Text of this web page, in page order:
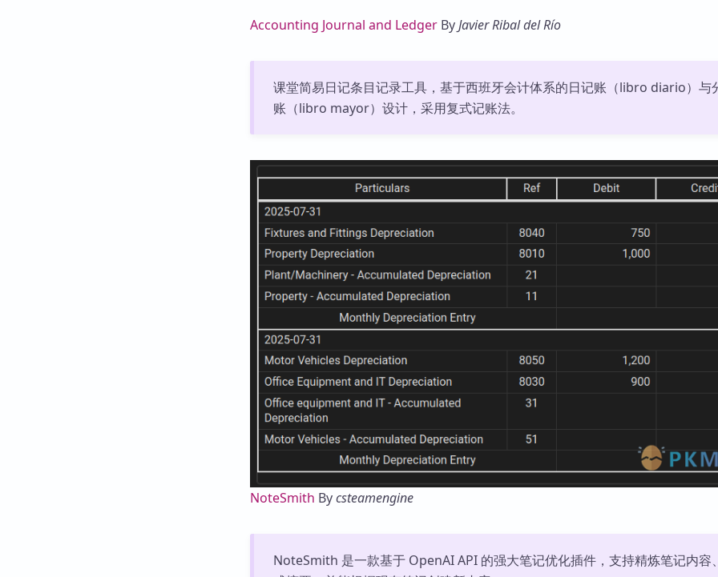
Accounting Journal and Ledger ByJavier Ribal del Río
课堂简易日记条目记录工具，基于西班牙会计体系的日记账（libro diario）与
账（libro mayor）设计，采用复式记账法。
NoteSmith Bycsteamengine
NoteSmith 是一款基于 OpenAI API 的强大笔记优化插件，支持精炼笔记内容